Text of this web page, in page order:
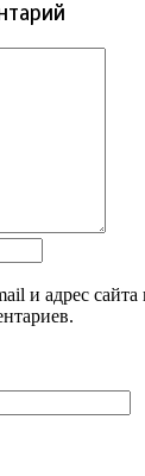
и адрес сайта